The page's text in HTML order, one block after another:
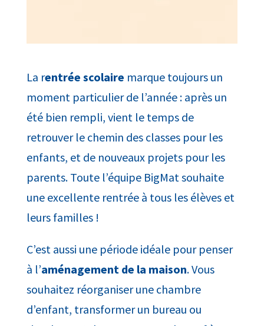
La rentrée scolaire marque toujours un
moment particulier de l’année : après un
été bien rempli, vient le temps de
retrouver le chemin des classes pour les
enfants, et de nouveaux projets pour les
parents. Toute l’équipe BigMat souhaite
une excellente rentrée à tous les élèves et
leurs familles !
C’est aussi une période idéale pour penser
à l’aménagement de la maison. Vous
souhaitez réorganiser une chambre
d’enfant, transformer un bureau ou